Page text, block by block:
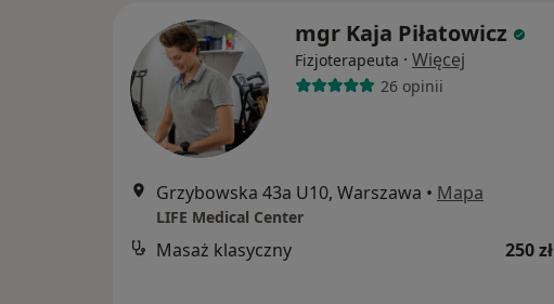
mgr Kaja Piłatowicz
Fizjoterapeuta · Więcej
26 opinii
Grzybowska 43a U10, Warszawa • Mapa
LIFE Medical Center
Masaż klasyczny 250 zł